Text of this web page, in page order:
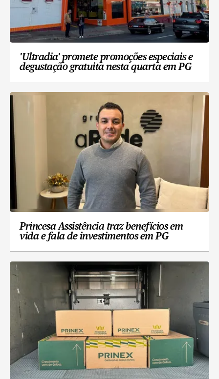
'Ultradia' promete promoções especiais e
degustação gratuita nesta quarta em PG
Princesa Assistência traz benefícios em
vida e fala de investimentos em PG